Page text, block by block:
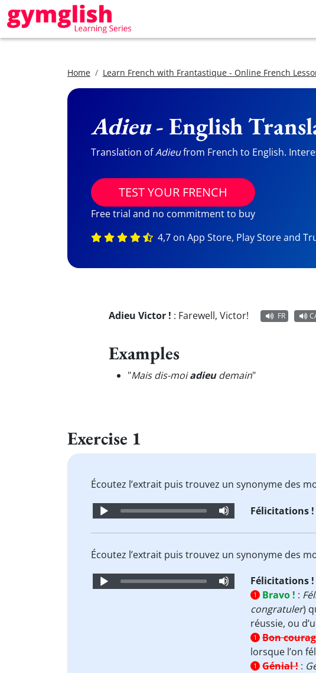
Home Learn French with Frantastique - Online French
Adieu- English
Translation ofAdieufrom French to English.
TEST YOUR FRENCH
Free trial and no commitment to buy
4,7 on App Store, Play Store and
Adieu Victor ! : Farewell, Victor! FR
Examples
"Mais dis-moiadieudemain"
Exercise 1
Écoutez l’extrait puis trouvez un synonyme des
Audio
Félicitations
Écoutez l’extrait puis trouvez un synonyme des
Audio
Félicitations
1 Bravo ! :
congratuler)
réussie, ou
1 Bon
lorsque l’on
1 Génial ! :